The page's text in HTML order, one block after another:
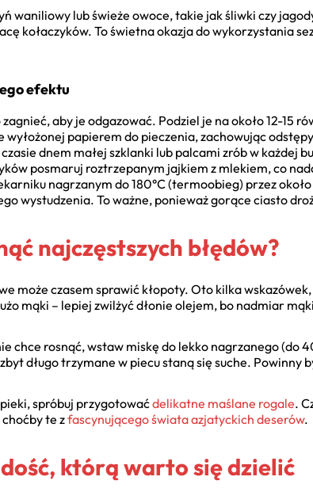
waniliowy lub świeże owoce, takie jak śliwki czy
kołaczyków. To świetna okazja do wykorzystania
efektu
aby je odgazować. Podziel je na około 12-15
wyłożonej papierem do pieczenia, zachowując
dnem małej szklanki lub palcami zrób w każdej
posmaruj roztrzepanym jajkiem z mlekiem, co
nagrzanym do 180°C (termoobieg) przez
wystudzenia. To ważne, ponieważ gorące ciasto
najczęstszych błędów?
może czasem sprawić kłopoty. Oto kilka
mąki – lepiej zwilżyć dłonie olejem, bo nadmiar
chce rosnąć, wstaw miskę do lekko nagrzanego (do
długo trzymane w piecu staną się suche. Powinny
spróbuj przygotowaćdelikatne maślane rogale.
te zfascynującego świata azjatyckich deserów.
którą warto się dzielić